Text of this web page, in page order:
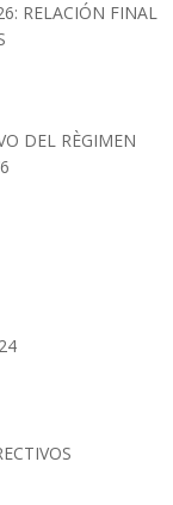
RELACIÓN FINAL
DEL RÈGIMEN